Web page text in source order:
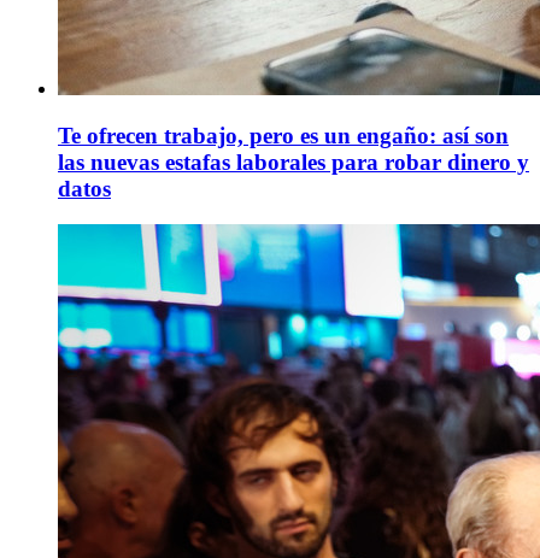
Te ofrecen trabajo, pero es un engaño: así son
las nuevas estafas laborales para robar dinero y
datos